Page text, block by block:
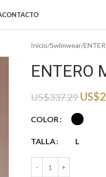
CONTACTO
Inicio Swimwear
ENTERO
US$337.29 US$
COLOR
TALLA L